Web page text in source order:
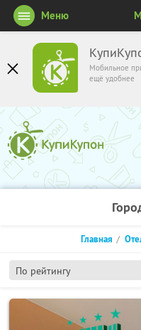
Мобильное
ещё удобнее
Меню
По рейтингу
Главная